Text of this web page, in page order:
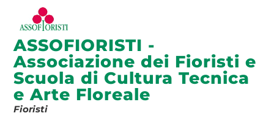
ASSOFIORISTI -
Associazione dei Fioristi e
Scuola di Cultura Tecnica
e Arte Floreale
Fioristi